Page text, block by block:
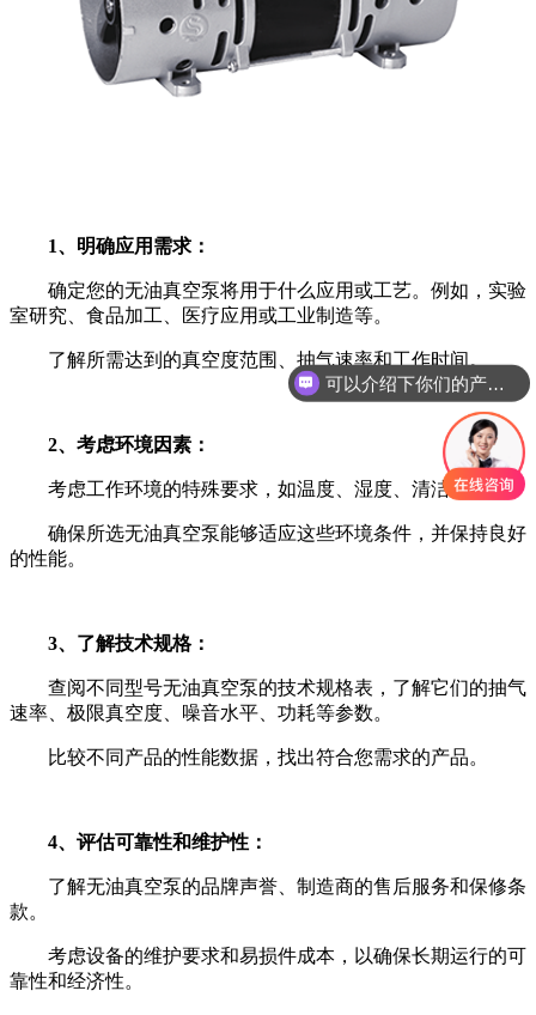
1、明确应用需求：
确定您的无油真空泵将用于什么应用或工艺。例如，实验
室研究、食品加工、医疗应用或工业制造等。
了解所需达到的真空度范围、抽气速率和工作时间。
2、考虑环境因素：
考虑工作环境的特殊要求，如温度、湿度、清洁度等。
确保所选无油真空泵能够适应这些环境条件，并保持良好
的性能。
3、了解技术规格：
查阅不同型号无油真空泵的技术规格表，了解它们的抽气
速率、极限真空度、噪音水平、功耗等参数。
比较不同产品的性能数据，找出符合您需求的产品。
4、评估可靠性和维护性：
了解无油真空泵的品牌声誉、制造商的售后服务和保修条
款。
考虑设备的维护要求和易损件成本，以确保长期运行的可
靠性和经济性。
可以介绍下你们的产品么